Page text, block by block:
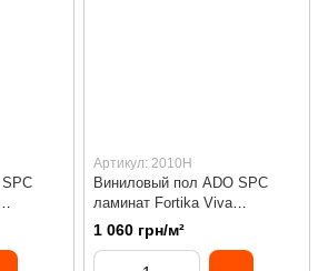
Артикул: 2010H
Виниловый пол ADO SPC
ламинат Fortika Viva
Herringbone Аперта 2010
1 060 грн/м²